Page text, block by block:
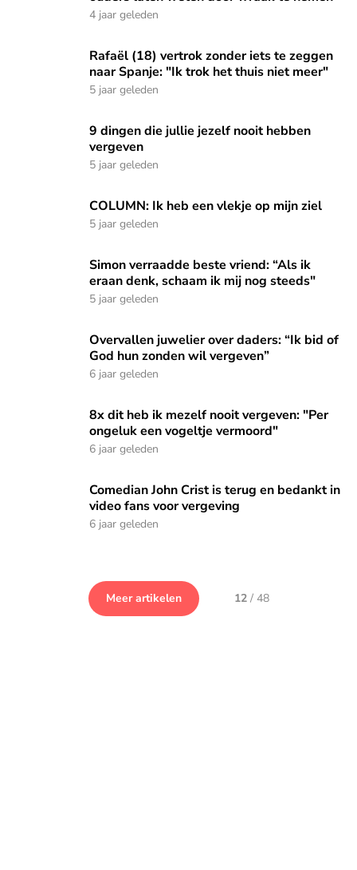
4 jaar geleden
Rafaël (18) vertrok zonder iets te zeggen naar Spanje: "Ik
Rafaël (18) vertrok zonder iets te zeggen
naar Spanje: "Ik trok het thuis niet meer"
5 jaar geleden
9 dingen die jullie jezelf nooit hebben vergeven
9 dingen die jullie jezelf nooit hebben
vergeven
5 jaar geleden
COLUMN: Ik heb een vlekje op mijn ziel
COLUMN: Ik heb een vlekje op mijn ziel
5 jaar geleden
Simon verraadde beste vriend: “Als ik eraan denk, schaam
Simon verraadde beste vriend: “Als ik
eraan denk, schaam ik mij nog steeds"
5 jaar geleden
Overvallen juwelier over daders: “Ik bid of God hun zonden
Overvallen juwelier over daders: “Ik bid of
God hun zonden wil vergeven”
6 jaar geleden
8x dit heb ik mezelf nooit vergeven: "Per ongeluk een
8x dit heb ik mezelf nooit vergeven: "Per
ongeluk een vogeltje vermoord"
6 jaar geleden
Comedian John Crist is terug en bedankt in video fans voor
Comedian John Crist is terug en bedankt in
video fans voor vergeving
6 jaar geleden
Meer artikelen 12/ 48